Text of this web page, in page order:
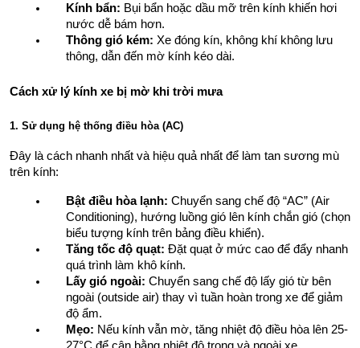
Kính bẩn: Bụi bẩn hoặc dầu mỡ trên kính khiến hơi
nước dễ bám hơn.
Thông gió kém: Xe đóng kín, không khí không lưu
thông, dẫn đến mờ kính kéo dài.
Cách xử lý kính xe bị mờ khi trời mưa
1. Sử dụng hệ thống điều hòa (AC)
Đây là cách nhanh nhất và hiệu quả nhất để làm tan sương mù
trên kính:
Bật điều hòa lạnh: Chuyển sang chế độ “AC” (Air
Conditioning), hướng luồng gió lên kính chắn gió (chọn
biểu tượng kính trên bảng điều khiển).
Tăng tốc độ quạt: Đặt quạt ở mức cao để đẩy nhanh
quá trình làm khô kính.
Lấy gió ngoài: Chuyển sang chế độ lấy gió từ bên
ngoài (outside air) thay vì tuần hoàn trong xe để giảm
độ ẩm.
Mẹo: Nếu kính vẫn mờ, tăng nhiệt độ điều hòa lên 25-
27°C để cân bằng nhiệt độ trong và ngoài xe.